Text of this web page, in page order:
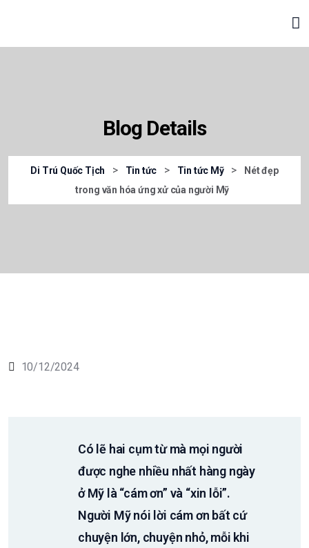
Blog Details
Di Trú Quốc Tịch > Tin tức > Tin tức Mỹ >
Nét đẹp
trong văn hóa ứng xử của người Mỹ
10/12/2024
Có lẽ hai cụm từ mà mọi người
được nghe nhiều nhất hàng ngày
ở Mỹ là “cám ơn” và “xin lỗi”.
Người Mỹ nói lời cám ơn bất cứ
chuyện lớn, chuyện nhỏ, mỗi khi